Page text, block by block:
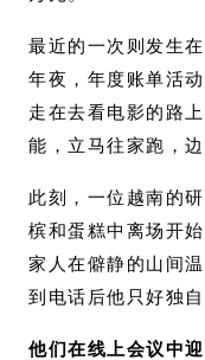
最近的一次则发生
年夜，年度账单活
走在去看电影的路
能，立马往家跑，
此刻，一位越南的
槟和蛋糕中离场开
家人在僻静的山间
到电话后他只好独
他们在线上会议中